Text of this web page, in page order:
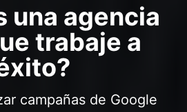
una agencia
trabaje a
campañas de Google